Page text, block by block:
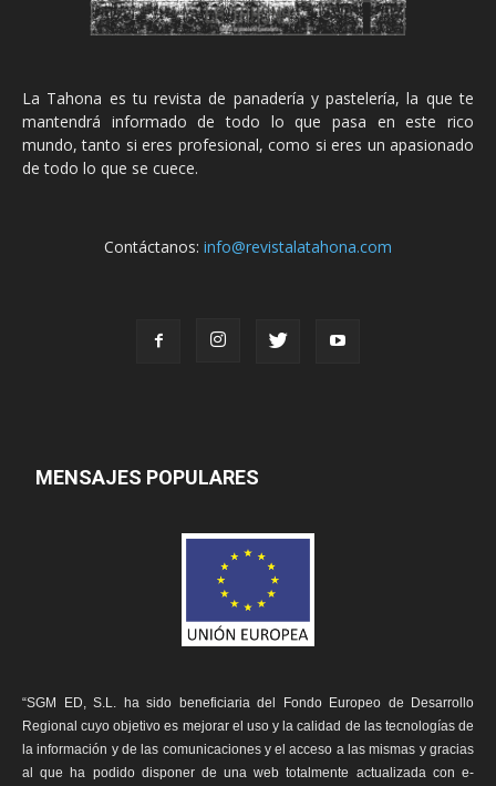
La Tahona es tu revista de panadería y pastelería, la que te
mantendrá informado de todo lo que pasa en este rico
mundo, tanto si eres profesional, como si eres un apasionado
de todo lo que se cuece.
Contáctanos: info@revistalatahona.com
MENSAJES POPULARES
“SGM ED, S.L. ha sido beneficiaria del Fondo Europeo de Desarrollo
Regional cuyo objetivo es mejorar el uso y la calidad de las tecnologías de
la información y de las comunicaciones y el acceso a las mismas y gracias
al que ha podido disponer de una web totalmente actualizada con e-